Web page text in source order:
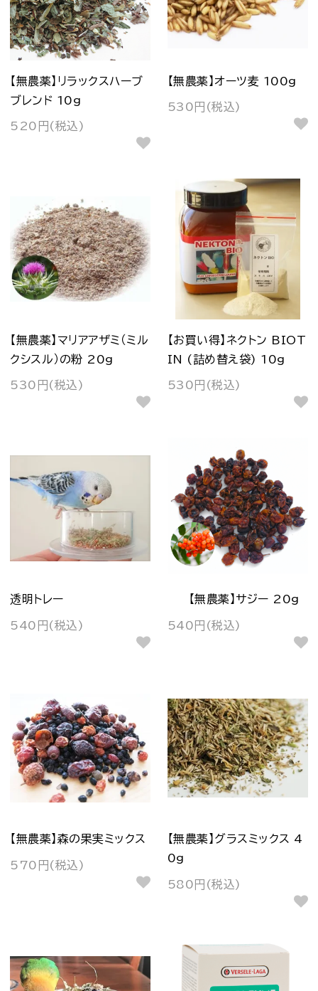
【無農薬】リラックスハーブ
ブレンド 10g
520円(税込)
【無農薬】オーツ麦 100g
530円(税込)
【無農薬】マリアアザミ（ミル
クシスル）の粉 20g
530円(税込)
【お買い得】ネクトン BIOT
IN (詰め替え袋) 10g
530円(税込)
透明トレー
540円(税込)
【無農薬】サジー 20g
540円(税込)
【無農薬】森の果実ミックス
570円(税込)
【無農薬】グラスミックス 4
0g
580円(税込)